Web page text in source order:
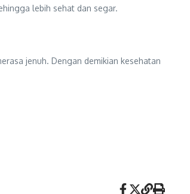
lebih sehat dan segar.
jenuh. Dengan demikian kesehatan